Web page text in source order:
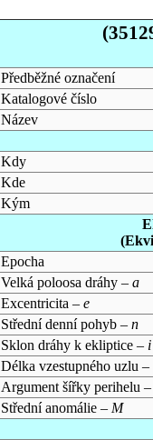
Předběžné označení
Katalogové číslo
Název
Kdy
Kde
Kým
Epocha
Velká poloosa dráhy – a
Excentricita – e
Střední denní pohyb – n
Sklon dráhy k ekliptice – i
Délka vzestupného uzlu –
Argument šířky perihelu
Střední anomálie – M